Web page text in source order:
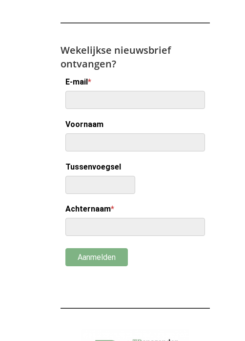
Wekelijkse nieuwsbrief
ontvangen?